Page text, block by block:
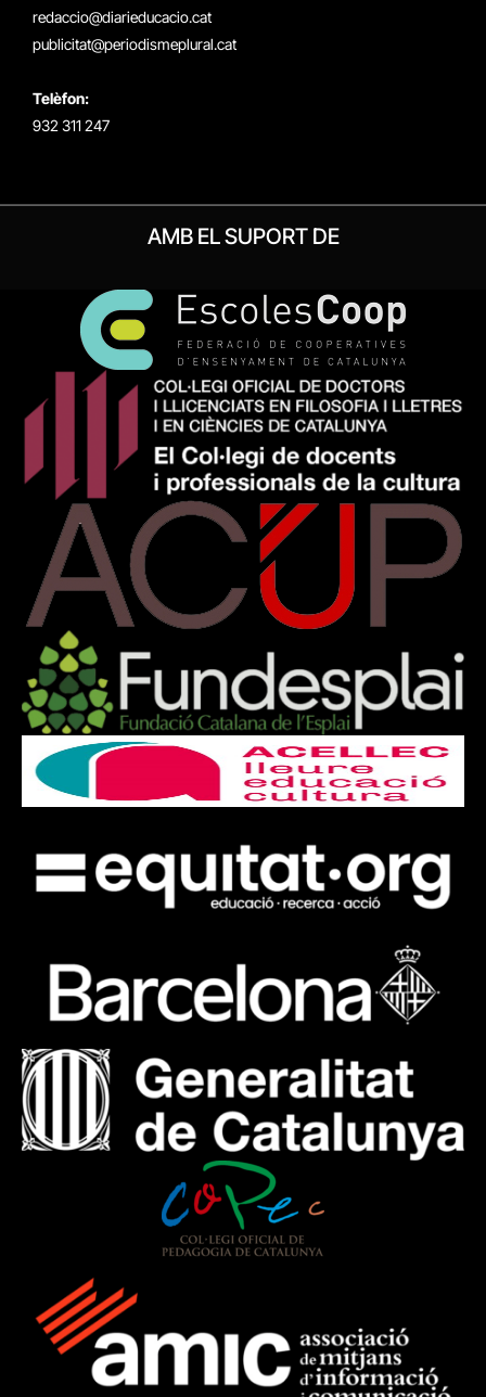
redaccio@diarieducacio.cat
publicitat@periodismeplural.cat
Telèfon:
932 311 247
AMB EL SUPORT DE